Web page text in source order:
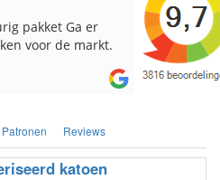
en
tevreden over
Snelle
Patronen Reviews
katoen